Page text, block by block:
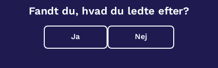
Fandt du, hvad du ledte efter?
Ja Nej